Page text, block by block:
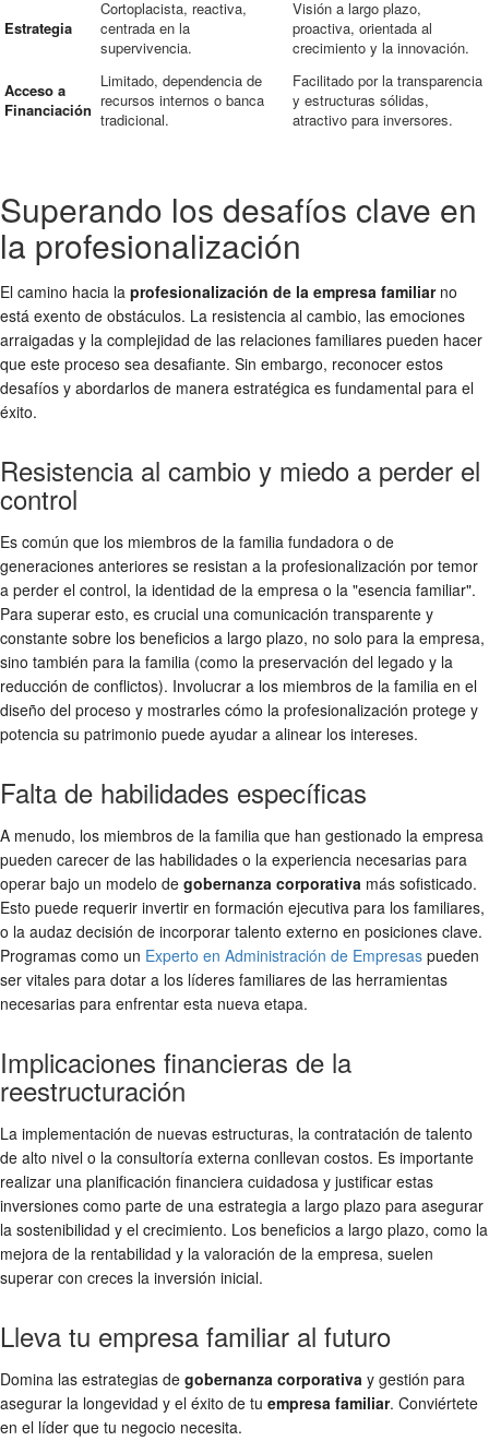
Estrategia
Cortoplacista, reactiva,
centrada en la
supervivencia.
Visión a largo plazo,
proactiva, orientada al
crecimiento y la innovación.
Acceso a
Financiación
Limitado, dependencia de
recursos internos o banca
tradicional.
Facilitado por la transparencia
y estructuras sólidas,
atractivo para inversores.
Superando los desafíos clave en
la profesionalización
El camino hacia la profesionalización de la empresa familiarno
está exento de obstáculos. La resistencia al cambio, las emociones
arraigadas y la complejidad de las relaciones familiares pueden hacer
que este proceso sea desafiante. Sin embargo, reconocer estos
desafíos y abordarlos de manera estratégica es fundamental para el
éxito.
Resistencia al cambio y miedo a perder el
control
Es común que los miembros de la familia fundadora o de
generaciones anteriores se resistan a la profesionalización por temor
a perder el control, la identidad de la empresa o la "esencia familiar".
Para superar esto, es crucial una comunicación transparente y
constante sobre los beneficios a largo plazo, no solo para la empresa,
sino también para la familia (como la preservación del legado y la
reducción de conflictos). Involucrar a los miembros de la familia en el
diseño del proceso y mostrarles cómo la profesionalización protege y
potencia su patrimonio puede ayudar a alinear los intereses.
Falta de habilidades específicas
A menudo, los miembros de la familia que han gestionado la empresa
pueden carecer de las habilidades o la experiencia necesarias para
operar bajo un modelo de gobernanza corporativa más sofisticado.
Esto puede requerir invertir en formación ejecutiva para los familiares,
o la audaz decisión de incorporar talento externo en posiciones clave.
Programas como un Experto en Administración de Empresas pueden
ser vitales para dotar a los líderes familiares de las herramientas
necesarias para enfrentar esta nueva etapa.
Implicaciones financieras de la
reestructuración
La implementación de nuevas estructuras, la contratación de talento
de alto nivel o la consultoría externa conllevan costos. Es importante
realizar una planificación financiera cuidadosa y justificar estas
inversiones como parte de una estrategia a largo plazo para asegurar
la sostenibilidad y el crecimiento. Los beneficios a largo plazo, como la
mejora de la rentabilidad y la valoración de la empresa, suelen
superar con creces la inversión inicial.
Lleva tu empresa familiar al futuro
Domina las estrategias de gobernanza corporativa y gestión para
asegurar la longevidad y el éxito de tu empresa familiar. Conviértete
en el líder que tu negocio necesita.